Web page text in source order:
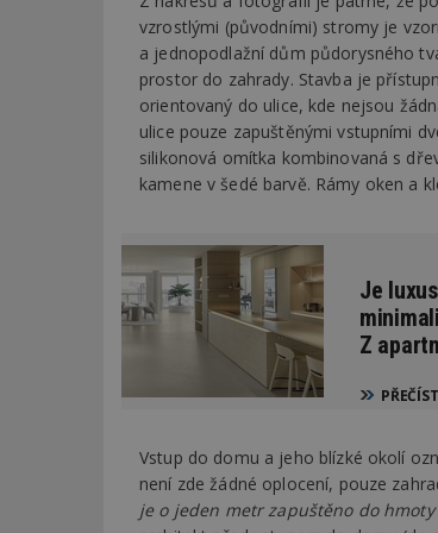
vzrostlými (původními) stromy je
a jednopodlažní dům půdorysného
prostor do zahrady. Stavba je
orientovaný do ulice, kde nejsou
ulice pouze zapuštěnými vstupními
silikonová omítka kombinovaná s
kamene v šedé barvě. Rámy oken a
Je
Z
Vstup do domu a jeho blízké okolí
není zde žádné oplocení, pouze
je o jeden metr zapuštěno do
id